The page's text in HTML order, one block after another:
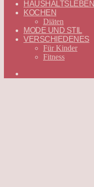
HAUSHALTSLEBEN
KOCHEN
Diäten
MODE UND STIL
VERSCHIEDENES
Für Kinder
Fitness